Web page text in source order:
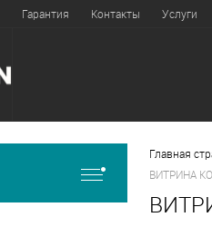
Гарантия Контакты Услуги
Главная
ВИТРИНА